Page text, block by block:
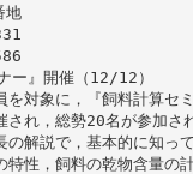
地
ー』開催（12/12）
を対象に，『飼料計算セ
れ，総勢20名が参加さ
の解説で，基本的に知っ
特性，飼料の乾物含量の